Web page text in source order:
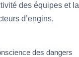
des équipes et la
d’engins,
des dangers